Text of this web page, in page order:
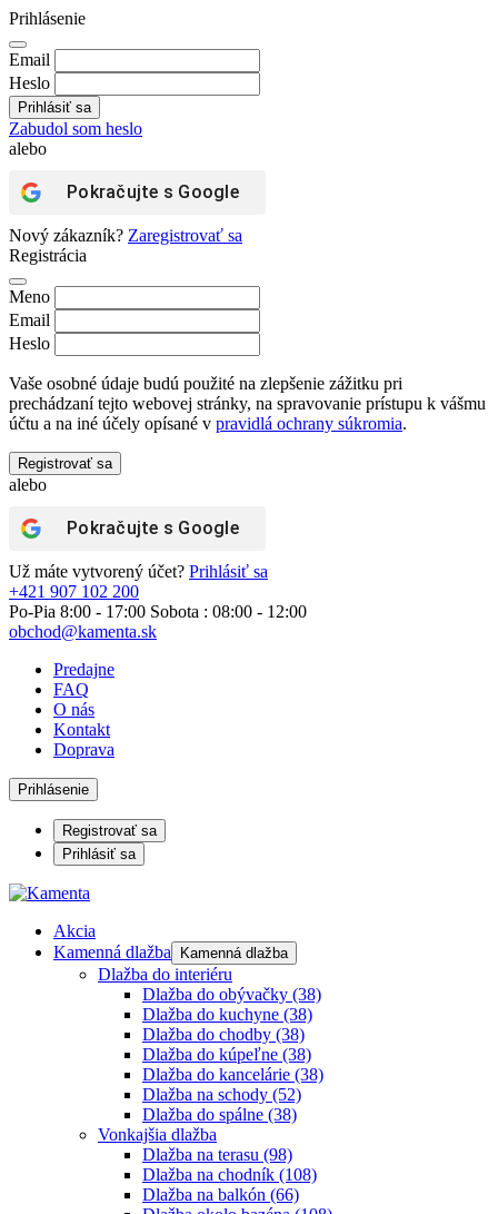
Prihlásenie
Email
Heslo
Zabudol som heslo
alebo
Pokračujte s Google
Nový zákazník? Zaregistrovať sa
Registrácia
Meno
Email
Heslo
Vaše osobné údaje budú použité na zlepšenie zážitku pri
prechádzaní tejto webovej stránky, na spravovanie prístupu k vášmu
účtu a na iné účely opísané v pravidlá ochrany súkromia.
Registrovať sa
alebo
Pokračujte s Google
Už máte vytvorený účet? Prihlásiť sa
+421 907 102 200
Po-Pia 8:00 - 17:00 Sobota : 08:00 - 12:00
obchod@kamenta.sk
Predajne
FAQ
O nás
Kontakt
Doprava
Prihlásenie
Registrovať sa
Prihlásiť sa
Akcia
Kamenná dlažba
Kamenná dlažba
Dlažba do interiéru
Dlažba do obývačky (38)
Dlažba do kuchyne (38)
Dlažba do chodby (38)
Dlažba do kúpeľne (38)
Dlažba do kancelárie (38)
Dlažba na schody (52)
Dlažba do spálne (38)
Vonkajšia dlažba
Dlažba na terasu (98)
Dlažba na chodník (108)
Dlažba na balkón (66)